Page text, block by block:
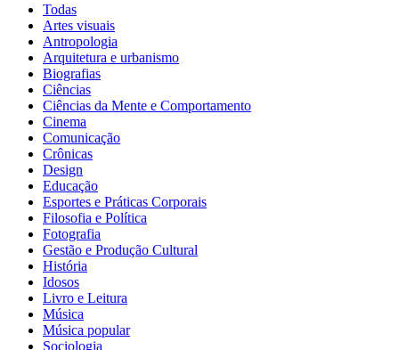
Todas
Artes visuais
Antropologia
Arquitetura e urbanismo
Biografias
Ciências
Ciências da Mente e Comportamento
Cinema
Comunicação
Crônicas
Design
Educação
Esportes e Práticas Corporais
Filosofia e Política
Fotografia
Gestão e Produção Cultural
História
Idosos
Livro e Leitura
Música
Música popular
Sociologia